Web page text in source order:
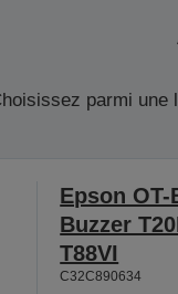
parmi une
Epson OT-
Buzzer
T88VI
C32C890634